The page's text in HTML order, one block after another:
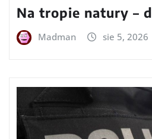
Na tropie natury –
Madman sie 5, 2026